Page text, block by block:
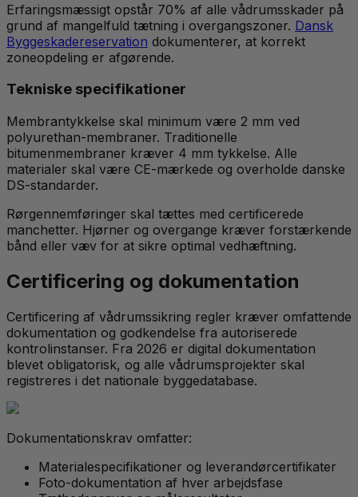
Erfaringsmæssigt opstår 70% af alle vådrumsskader på
grund af mangelfuld tætning i overgangszoner. Dansk
Byggeskadereservation dokumenterer, at korrekt
zoneopdeling er afgørende.
Tekniske specifikationer
Membrantykkelse skal minimum være 2 mm ved
polyurethan-membraner. Traditionelle
bitumenmembraner kræver 4 mm tykkelse. Alle
materialer skal være CE-mærkede og overholde danske
DS-standarder.
Rørgennemføringer skal tættes med certificerede
manchetter. Hjørner og overgange kræver forstærkende
bånd eller væv for at sikre optimal vedhæftning.
Certificering og dokumentation
Certificering af vådrumssikring regler kræver omfattende
dokumentation og godkendelse fra autoriserede
kontrolinstanser. Fra 2026 er digital dokumentation
blevet obligatorisk, og alle vådrumsprojekter skal
registreres i det nationale byggedatabase.
Dokumentationskrav omfatter:
Materialespecifikationer og leverandørcertifikater
Foto-dokumentation af hver arbejdsfase